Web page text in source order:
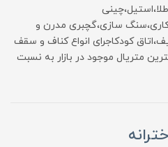
سازی،گچبری مدرن و
کودکاجرای انواع کناف و سقف
متریال موجود در بازار به نسبت